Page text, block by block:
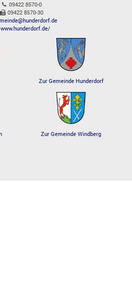
09422 8570-0
09422 8570-30
www.hunderdorf.de/
Zur Gemeinde Hunderdorf
Zur Gemeinde Windberg